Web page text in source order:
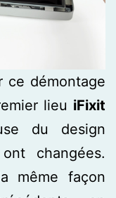
ce démontage
lieu iFixit
du design
changées.
même façon